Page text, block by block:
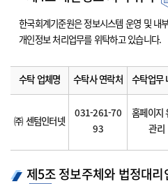
한국회계기준원은 정보시스템 운영 및 내
개인정보 처리업무를 위탁하고 있습니다.
수탁 업체명 수탁사 연락처 수탁업무
㈜ 센텀인터넷
031-261-70
93
홈페이지
관리
제5조 정보주체와 법정대리